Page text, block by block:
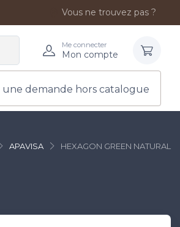
Vous ne trouvez pas ?
Me connecter
Mon compte
une demande hors catalogue
APAVISA HEXAGON GREEN NATURAL